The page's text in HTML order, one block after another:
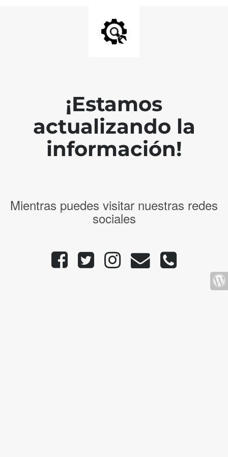
¡Estamos
actualizando la
información!
Mientras puedes visitar nuestras redes
sociales